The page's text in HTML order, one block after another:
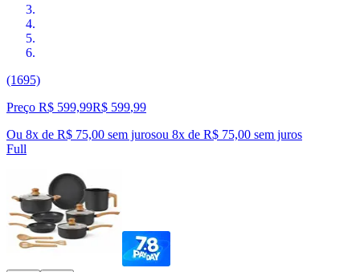
(1695)
Preço R$ 599,99R$ 599,99
Ou 8x de R$ 75,00 sem jurosou 8x de R$ 75,00 sem juros
Full